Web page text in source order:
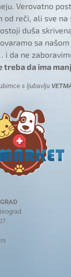
Verovatno
od reči, ali sve na
duša
sa našom
i da ne
treba da ima
s ljubavlju